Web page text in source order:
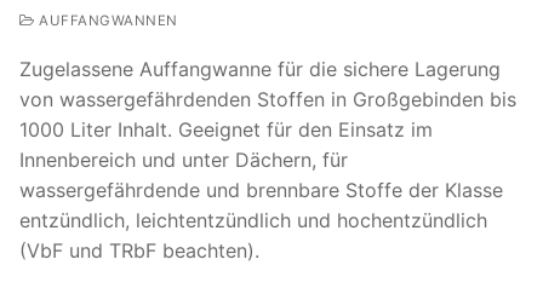
Suchen
AUFFANGWANNEN
Zugelassene Auffangwanne für die sichere Lagerung
von wassergefährdenden Stoffen in Großgebinden bis
1000 Liter Inhalt. Geeignet für den Einsatz im
Innenbereich und unter Dächern, für
wassergefährdende und brennbare Stoffe der Klasse
entzündlich, leichtentzündlich und hochentzündlich
(VbF und TRbF beachten).